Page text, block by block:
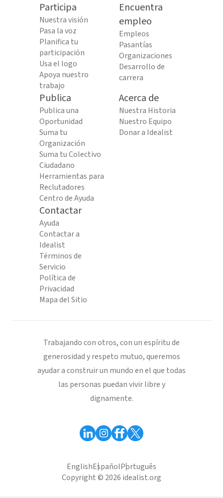
Participa
Nuestra visión
Pasa la voz
Planifica tu
participación
Usa el logo
Apoya nuestro
trabajo
Encuentra
empleo
Empleos
Pasantías
Organizaciones
Desarrollo de
carrera
Publica
Publica una
Oportunidad
Suma tu
Organización
Suma tu Colectivo
Ciudadano
Herramientas para
Reclutadores
Centro de Ayuda
Acerca de
Nuestra Historia
Nuestro Equipo
Donar a Idealist
Contactar
Ayuda
Contactar a
Idealist
Términos de
Servicio
Política de
Privacidad
Mapa del Sitio
Trabajando con otros, con un espíritu de
generosidad y respeto mutuo, queremos
ayudar a construir un mundo en el que todas
las personas puedan vivir libre y
dignamente.
EnglishEspañolPortuguês
Copyright © 2026 idealist.org